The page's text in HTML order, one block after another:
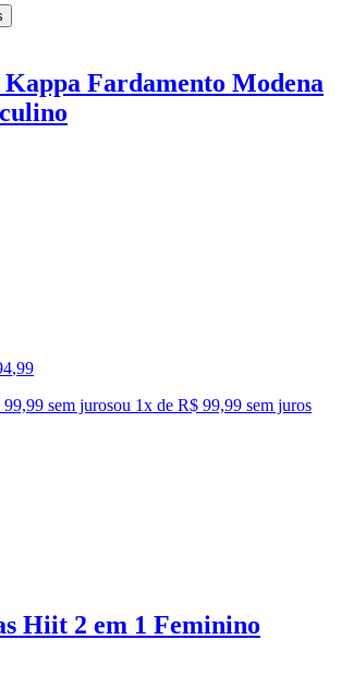
Fardamento Modena
,99
sem jurosou 1x de R$ 99,99 sem juros
Hiit 2 em 1 Feminino